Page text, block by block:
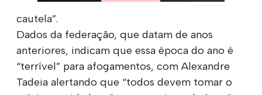
cautela”.
Dados da federação, que datam de anos
anteriores, indicam que essa época do ano é
“terrível” para afogamentos, com Alexandre
Tadeia alertando que “todos devem tomar o